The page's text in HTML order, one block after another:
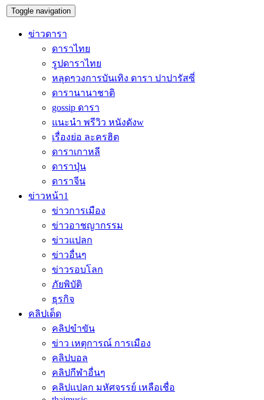
Toggle navigation
ข่าวดารา
ดาราไทย
รูปดาราไทย
หลุดๆวงการบันเทิง ดารา ปาปารัสซี่
ดารานานาชาติ
gossip ดารา
แนะนำ พรีวิว หนังดังw
เรื่องย่อ ละครฮิต
ดาราเกาหลี
ดาราปุ่น
ดาราจีน
ข่าวหน้า1
ข่าวการเมือง
ข่าวอาชญากรรม
ข่าวแปลก
ข่าวอื่นๆ
ข่าวรอบโลก
ภัยพิบัติ
ธุรกิจ
คลิปเด็ด
คลิปขำขัน
ข่าว เหตุการณ์ การเมือง
คลิปบอล
คลิปกีฬาอื่นๆ
คลิปแปลก มหัศจรรย์ เหลือเชื่อ